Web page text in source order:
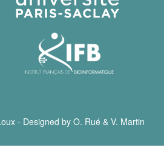
- Designed by O. Rué & V. Martin